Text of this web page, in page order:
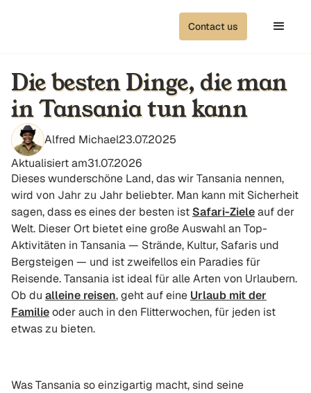
Contact us
Die besten Dinge, die man
in Tansania tun kann
Alfred Michael23.07.2025
Aktualisiert am31.07.2026
Dieses wunderschöne Land, das wir Tansania nennen,
wird von Jahr zu Jahr beliebter. Man kann mit Sicherheit
sagen, dass es eines der besten ist Safari-Zieleauf der
Welt. Dieser Ort bietet eine große Auswahl an Top-
Aktivitäten in Tansania — Strände, Kultur, Safaris und
Bergsteigen — und ist zweifellos ein Paradies für
Reisende. Tansania ist ideal für alle Arten von Urlaubern.
Ob du alleine reisen, geht auf eine Urlaub mit der
Familieoder auch in den Flitterwochen, für jeden ist
etwas zu bieten.
Was Tansania so einzigartig macht, sind seine